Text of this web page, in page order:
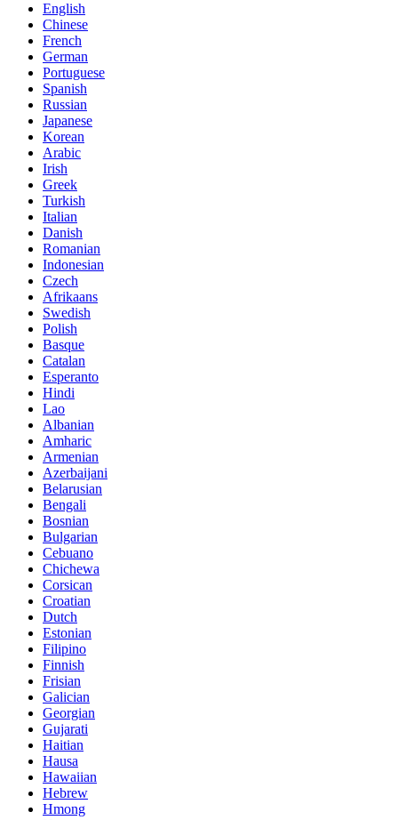
English
Chinese
French
German
Portuguese
Spanish
Russian
Japanese
Korean
Arabic
Irish
Greek
Turkish
Italian
Danish
Romanian
Indonesian
Czech
Afrikaans
Swedish
Polish
Basque
Catalan
Esperanto
Hindi
Lao
Albanian
Amharic
Armenian
Azerbaijani
Belarusian
Bengali
Bosnian
Bulgarian
Cebuano
Chichewa
Corsican
Croatian
Dutch
Estonian
Filipino
Finnish
Frisian
Galician
Georgian
Gujarati
Haitian
Hausa
Hawaiian
Hebrew
Hmong